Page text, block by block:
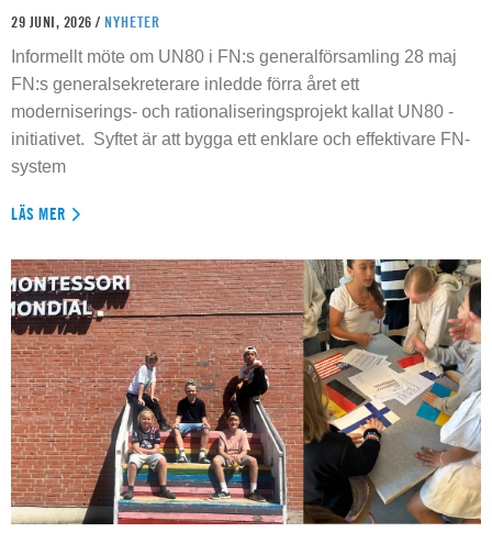
29 JUNI, 2026 / NYHETER
Informellt möte om UN80 i FN:s generalförsamling 28 maj
FN:s generalsekreterare inledde förra året ett
moderniserings- och rationaliseringsprojekt kallat UN80 -
initiativet. Syftet är att bygga ett enklare och effektivare FN-
system
LÄS MER